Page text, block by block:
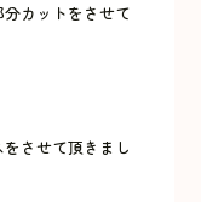
カットをさせて
させて頂きまし